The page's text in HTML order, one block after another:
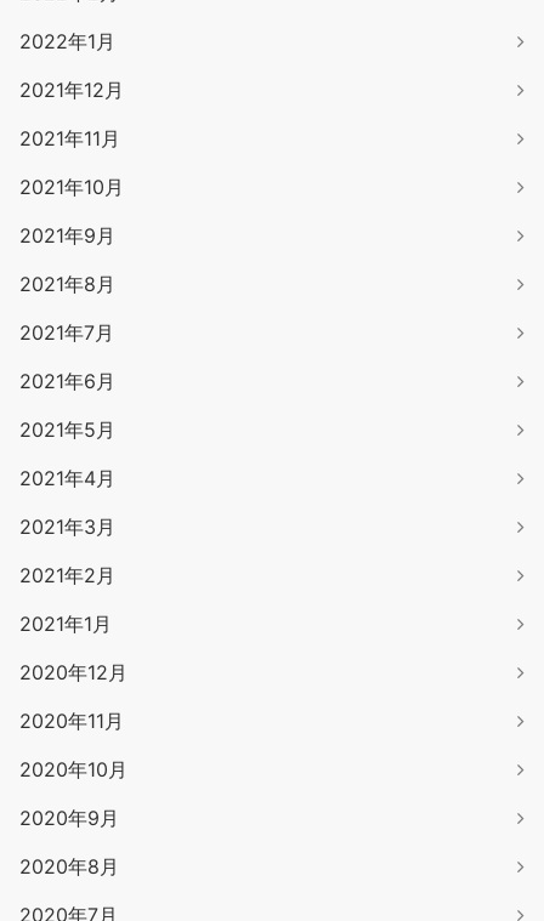
2022年1月
2021年12月
2021年11月
2021年10月
2021年9月
2021年8月
2021年7月
2021年6月
2021年5月
2021年4月
2021年3月
2021年2月
2021年1月
2020年12月
2020年11月
2020年10月
2020年9月
2020年8月
2020年7月